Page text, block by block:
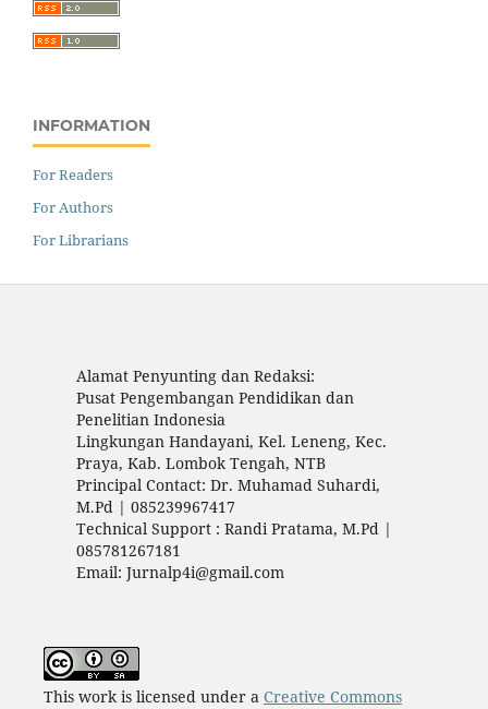
INFORMATION
For Readers
For Authors
For Librarians
Alamat Penyunting dan Redaksi:
Pusat Pengembangan Pendidikan dan
Penelitian Indonesia
Lingkungan Handayani, Kel. Leneng, Kec.
Praya, Kab. Lombok Tengah, NTB
Principal Contact: Dr. Muhamad Suhardi,
M.Pd | 085239967417
Technical Support : Randi Pratama, M.Pd |
085781267181
Email: Jurnalp4i@gmail.com
This work is licensed under a Creative Commons